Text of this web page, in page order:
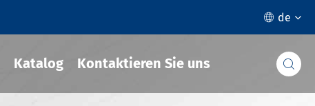
 de
Katalog Kontaktieren Sie uns 